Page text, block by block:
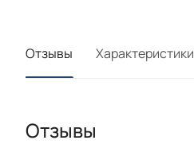
Отзывы Характеристики
Отзывы